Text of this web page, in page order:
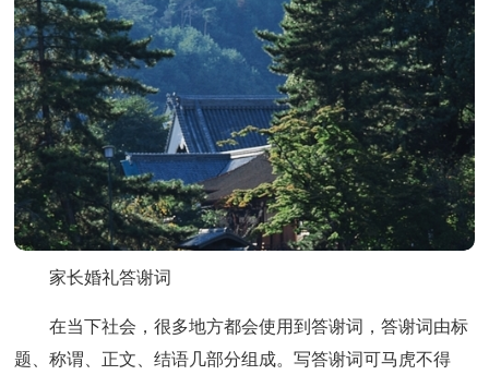
家长婚礼答谢词
在当下社会，很多地方都会使用到答谢词，答谢词由标
题、称谓、正文、结语几部分组成。写答谢词可马虎不得